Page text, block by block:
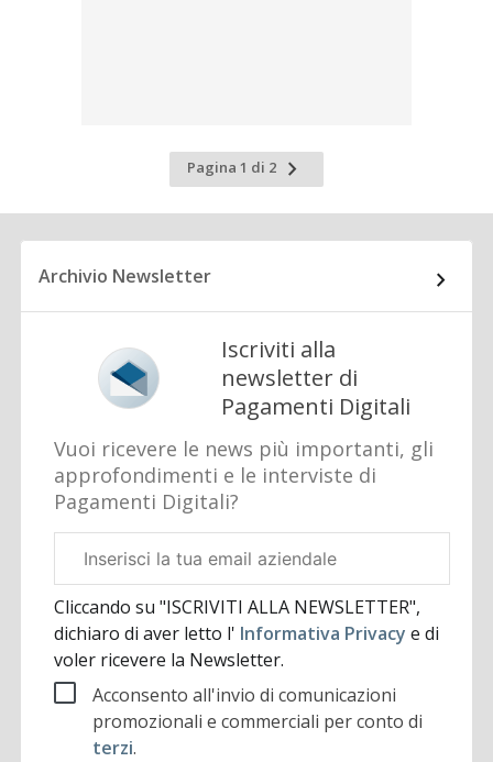
Pagina 1 di 2
Pagina
successiva
Archivio Newsletter
Iscriviti alla
newsletter di
Pagamenti Digitali
Vuoi ricevere le news più importanti, gli
approfondimenti e le interviste di
Pagamenti Digitali?
aziendale
Cliccando su "ISCRIVITI ALLA NEWSLETTER",
dichiaro di aver letto l' Informativa Privacye di
voler ricevere la Newsletter.
Acconsento all'invio di comunicazioni
promozionali e commerciali per conto di
terzi.